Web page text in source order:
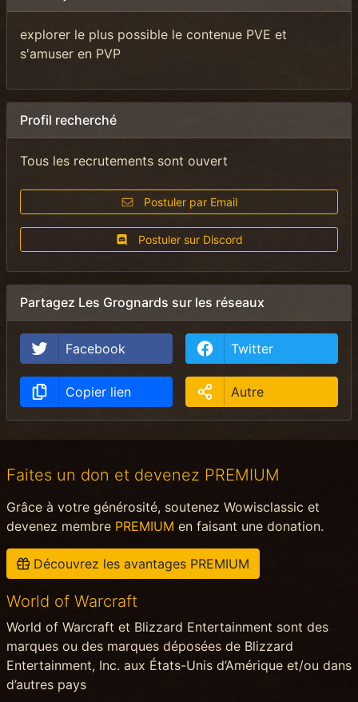
explorer le plus possible le contenue PVE et
s'amuser en PVP
Profil recherché
Tous les recrutements sont ouvert
Postuler par Email
Postuler sur Discord
Partagez Les Grognards sur les réseaux
Facebook Twitter
Copier lien Autre
Faites un don et devenez PREMIUM
Grâce à votre générosité, soutenez Wowisclassic et
devenez membre PREMIUM en faisant une donation.
Découvrez les avantages PREMIUM
World of Warcraft
World of Warcraft et Blizzard Entertainment sont des
marques ou des marques déposées de Blizzard
Entertainment, Inc. aux États-Unis d’Amérique et/ou dans
d’autres pays